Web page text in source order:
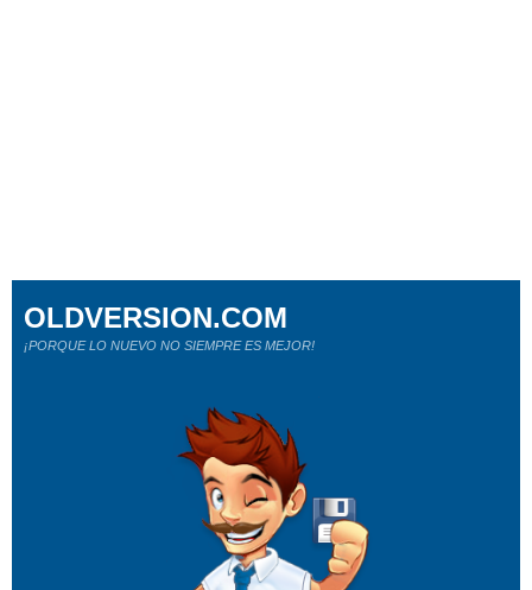
OLDVERSION.COM
¡PORQUE LO NUEVO NO SIEMPRE ES MEJOR!